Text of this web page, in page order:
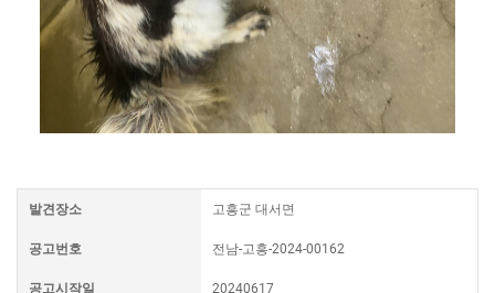
발견장소 고흥군 대서면
공고번호 전남-고흥-2024-00162
공고시작일 20240617